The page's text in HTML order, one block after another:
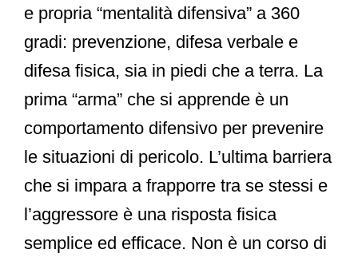
e propria “mentalità difensiva” a 360
gradi: prevenzione, difesa verbale e
difesa fisica, sia in piedi che a terra. La
prima “arma” che si apprende è un
comportamento difensivo per prevenire
le situazioni di pericolo. L’ultima barriera
che si impara a frapporre tra se stessi e
l’aggressore è una risposta fisica
semplice ed efficace. Non è un corso di